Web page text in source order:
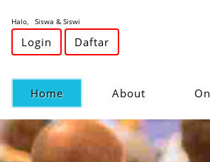
Halo, Siswa & Siswi
Login Daftar
Home(current) About